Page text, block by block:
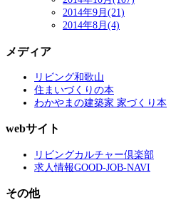
2014年9月(21)
2014年8月(4)
メディア
リビング和歌山
住まいづくりの本
わかやまの建築家 家づくり本
webサイト
リビングカルチャー倶楽部
求人情報GOOD-JOB-NAVI
その他